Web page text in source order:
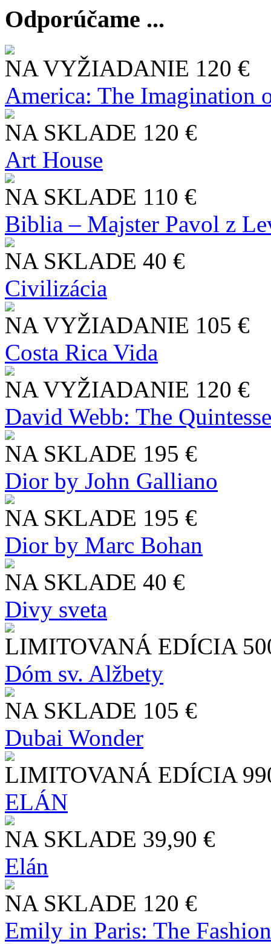
Odporúčame ...
NA VYŽIADANIE 120 €
America: The Imagination
NA SKLADE 120 €
Art House
NA SKLADE 110 €
Biblia – Majster Pavol z
NA SKLADE 40 €
Civilizácia
NA VYŽIADANIE 105 €
Costa Rica Vida
NA VYŽIADANIE 120 €
David Webb: The
NA SKLADE 195 €
Dior by John Galliano
NA SKLADE 195 €
Dior by Marc Bohan
NA SKLADE 40 €
Divy sveta
LIMITOVANÁ EDÍCIA
Dóm sv. Alžbety
NA SKLADE 105 €
Dubai Wonder
LIMITOVANÁ EDÍCIA
ELÁN
NA SKLADE 39,90 €
Elán
NA SKLADE 120 €
Emily in Paris: The